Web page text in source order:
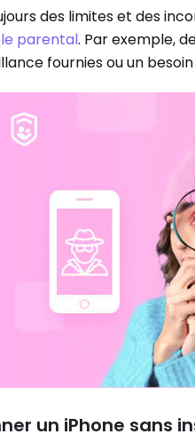
des limites et des
parental. Par exemple,
fournies ou un
un iPhone sans